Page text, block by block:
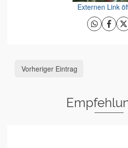
Externen Link
Vorheriger Eintrag